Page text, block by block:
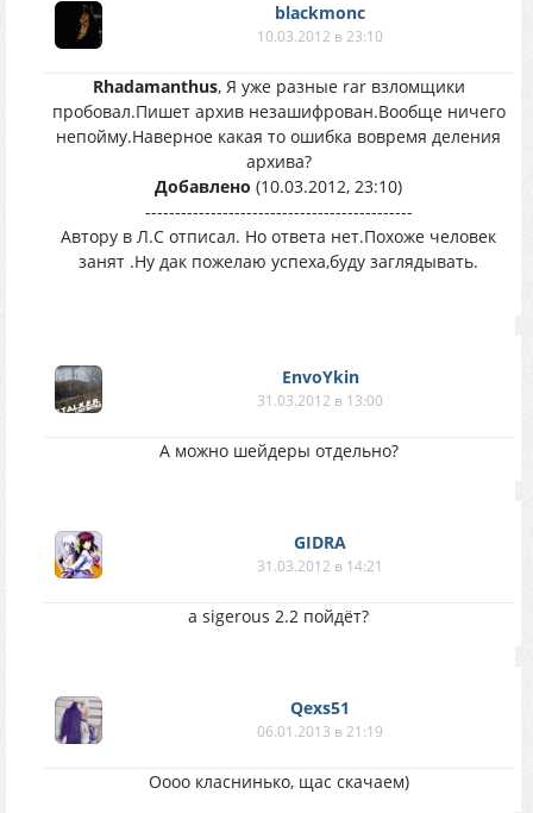
blackmonc
10.03.2012 в 23:10
Rhadamanthus, Я уже разные rar взломщики
пробовал.Пишет архив незашифрован.Вообще ничего
непойму.Наверное какая то ошибка вовремя деления
архива?
Добавлено (10.03.2012, 23:10)
---------------------------------------------
Автору в Л.С отписал. Но ответа нет.Похоже человек
занят .Ну дак пожелаю успеха,буду заглядывать.
EnvoYkin
31.03.2012 в 13:00
А можно шейдеры отдельно?
GIDRA
31.03.2012 в 14:21
а sigerous 2.2 пойдёт?
Qexs51
06.01.2013 в 21:19
Оооо класнинько, щас скачаем)